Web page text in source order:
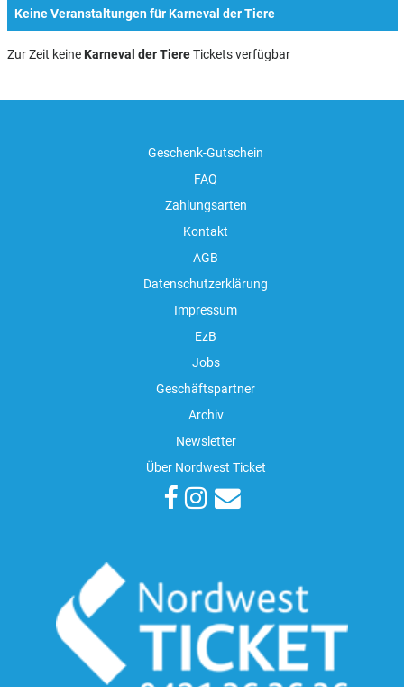
Keine Veranstaltungen für Karneval der Tiere
Zur Zeit keineKarneval der TiereTickets verfügbar
Geschenk-Gutschein
FAQ
Zahlungsarten
Kontakt
AGB
Datenschutzerklärung
Impressum
EzB
Jobs
Geschäftspartner
Archiv
Newsletter
Über Nordwest Ticket